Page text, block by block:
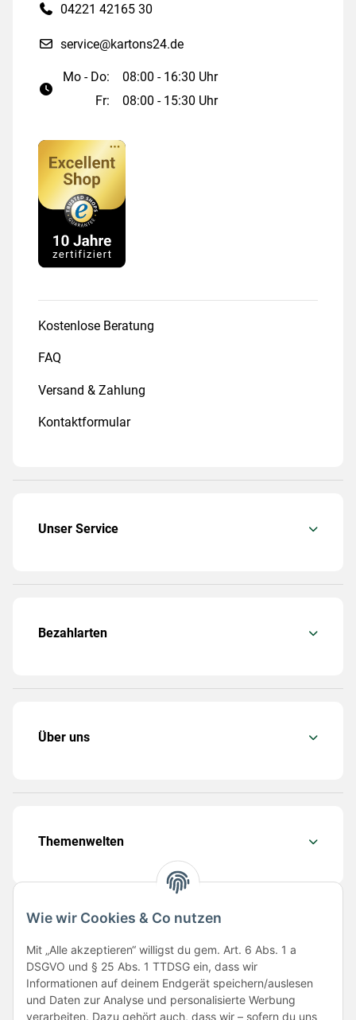
Wie wir Cookies & Co nutzen
Mit „Alle akzeptieren“ willigst du gem. Art. 6 Abs. 1 a
DSGVO und § 25 Abs. 1 TTDSG ein, dass wir
Informationen auf deinem Endgerät speichern/auslesen
und Daten zur Analyse und personalisierte Werbung
verarbeiten. Dazu gehört auch, dass wir – sofern du uns
04221 42165 30
service@kartons24.de
Mo - Do:
08:00 - 16:30 Uhr
Fr:
08:00 - 15:30 Uhr
Kostenlose Beratung
FAQ
Versand & Zahlung
Kontaktformular
Unser Service
Bezahlarten
Über uns
Themenwelten
Folge uns